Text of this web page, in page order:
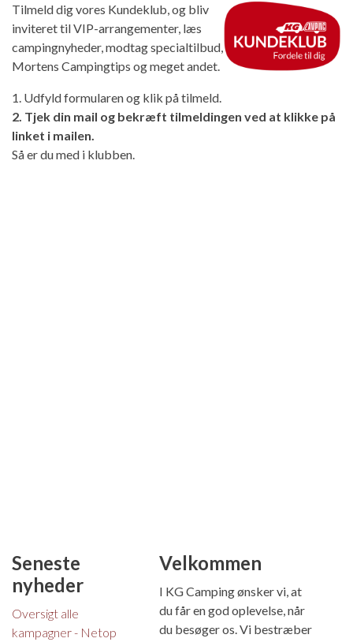
Tilmeld dig vores Kundeklub, og bliv
inviteret til VIP-arrangementer, læs
campingnyheder, modtag specialtilbud,
Mortens Campingtips og meget andet.
1. Udfyld formularen og klik på tilmeld.
2. Tjek din mail og bekræft tilmeldingen ved at klikke på
linket i mailen.
Så er du med i klubben.
Seneste
nyheder
Oversigt alle
kampagner - Netop
Velkommen
I KG Camping ønsker vi, at
du får en god oplevelse, når
du besøger os. Vi bestræber